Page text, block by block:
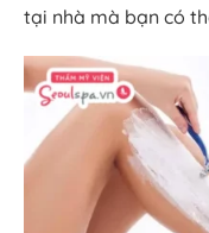
tại nhà mà bạn có